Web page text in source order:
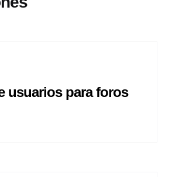
usuarios para foros